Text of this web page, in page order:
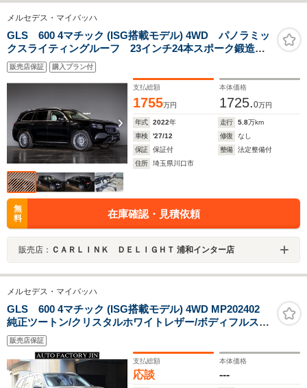
メルセデス・マイバッハ
GLS 600 4マチック (ISG搭載モデル) 4WD パノラミッ
クスライティングルーフ 23インチ24本スポーク鍛造
AW ホワイトナッパ革シート リアエンターテインメン
トシステム Burmester 1オーナー 禁煙車
販売店保証 購入プラン付
支払総額
1755万円
本体価格
1725.0万円
年式 2022年 走行 5.8万km
車検
'27/12 修復
なし
保証
保証付 整備
法定整備付
住所
埼玉県川口市
無
料
在庫確認・見積依頼
販売店： ＣＡＲＬＩＮＫ ＤＥＬＩＧＨＴ 浦和インター店
メルセデス・マイバッハ
GLS 600 4マチック (ISG搭載モデル) 4WD MP202402
純正ツートン/クリスタルホワイトレザー/ボディフルステ
ルスフィルム/5人乗り/左H/純正23インチAW/パノラマ/ブ
ルメスターオーディオ/電動サイドステップ/後期モデル/1
オーナー
販売店保証
支払総額
応談
本体価格
---